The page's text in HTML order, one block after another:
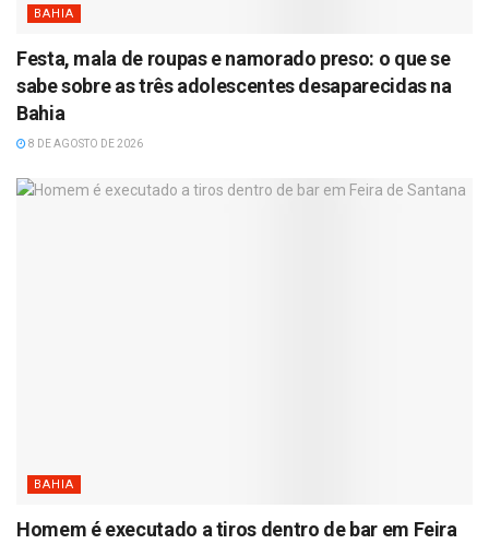
BAHIA
Festa, mala de roupas e namorado preso: o que se
sabe sobre as três adolescentes desaparecidas na
Bahia
8 DE AGOSTO DE 2026
BAHIA
Homem é executado a tiros dentro de bar em Feira